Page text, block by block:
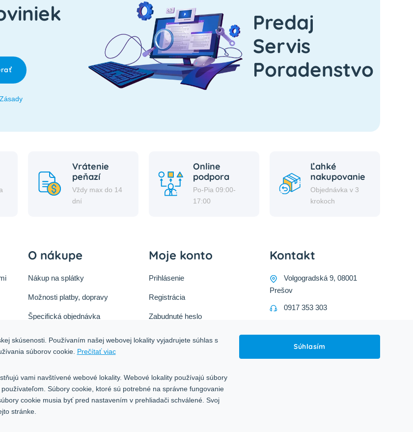
Zásady
Predaj
Servis
Poradenstvo
Vrátenie
peňazí
Vždy max do 14
dní
Online
podpora
Po-Pia 09:00-
17:00
Ľahké
nakupovanie
Objednávka v 3
krokoch
O nákupe
Nákup na splátky
Možnosti platby, dopravy
Špecifická objednávka
Zásady cookies
Ochrana osobných údajov
Blog
Moje konto
Prihlásenie
Registrácia
Zabudnuté heslo
Kontakt
Volgogradská 9, 08001
Prešov
0917 353 303
skúsenosti. Používaním našej webovej lokality vyjadrujete súhlas s
súborov cookie. Prečítať viac
vami navštívené webové lokality. Webové lokality používajú súbory
Súbory cookie, ktoré sú potrebné na správne fungovanie
cookie musia byť pred nastavením v prehliadači schválené. Svoj
stránke.
Súhlasím